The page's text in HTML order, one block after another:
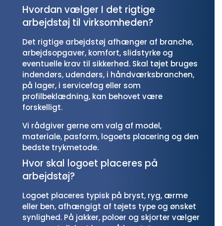
Hvordan vælger I det rigtige
arbejdstøj til virksomheden?
Det rigtige arbejdstøj afhænger af branche,
arbejdsopgaver, komfort, slidstyrke og
eventuelle krav til sikkerhed. Skal tøjet bruges
indendørs, udendørs, i håndværksbranchen,
på lager, i servicefag eller som
profilbeklædning, kan behovet være
forskelligt.
Vi rådgiver gerne om valg af model,
materiale, pasform, logoets placering og den
bedste trykmetode.
Hvor skal logoet placeres på
arbejdstøj?
Logoet placeres typisk på bryst, ryg, ærme
eller ben, afhængigt af tøjets type og ønsket
synlighed. På jakker, poloer og skjorter vælger